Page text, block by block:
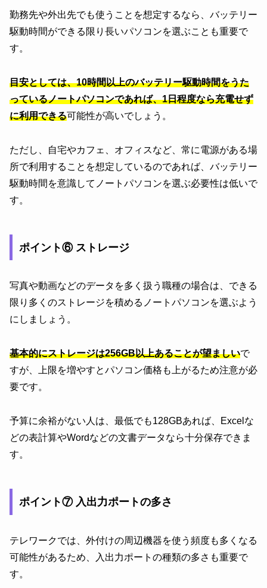
勤務先や外出先でも使うことを想定するなら、バッテリー
駆動時間ができる限り長いパソコンを選ぶことも重要で
す。
目安としては、10時間以上のバッテリー駆動時間をうた
っているノートパソコンであれば、1日程度なら充電せず
に利用できる可能性が高いでしょう。
ただし、自宅やカフェ、オフィスなど、常に電源がある場
所で利用することを想定しているのであれば、バッテリー
駆動時間を意識してノートパソコンを選ぶ必要性は低いで
す。
ポイント⑥ ストレージ
写真や動画などのデータを多く扱う職種の場合は、できる
限り多くのストレージを積めるノートパソコンを選ぶよう
にしましょう。
基本的にストレージは256GB以上あることが望ましいで
すが、上限を増やすとパソコン価格も上がるため注意が必
要です。
予算に余裕がない人は、最低でも128GBあれば、Excelな
どの表計算やWordなどの文書データなら十分保存できま
す。
ポイント⑦ 入出力ポートの多さ
テレワークでは、外付けの周辺機器を使う頻度も多くなる
可能性があるため、入出力ポートの種類の多さも重要で
す。